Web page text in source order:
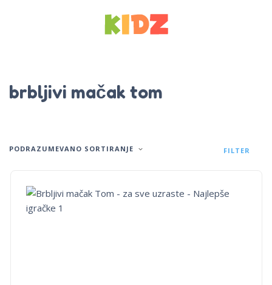
brbljivi mačak tom
PODRAZUMEVANO SORTIRANJE FILTER